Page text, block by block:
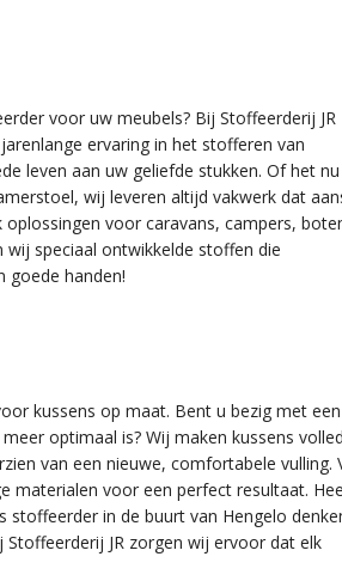
voor uw meubels? Bij Stoffeerderij JR
ervaring in het stofferen van
leven aan uw geliefde stukken. Of het nu
wij leveren altijd vakwerk dat
voor caravans, campers,
speciaal ontwikkelde stoffen die
goede handen!
kussens op maat. Bent u bezig met een
optimaal is? Wij maken kussens
van een nieuwe, comfortabele vulling.
materialen voor een perfect resultaat.
in de buurt van Hengelo
JR zorgen wij ervoor dat elk